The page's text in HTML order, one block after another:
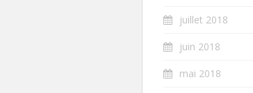
juillet 2018
juin 2018
mai 2018